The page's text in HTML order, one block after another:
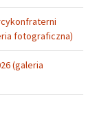
fotograficzna)
(galeria